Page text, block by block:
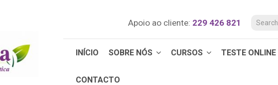
Apoio ao cliente: 229 426 821
INÍCIO SOBRE NÓS CURSOS TESTE ONLINE
CONTACTO